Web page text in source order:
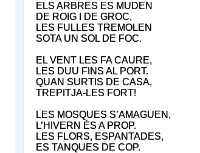
ELS ARBRES ES MUDEN
DE ROIG I DE GROC,
LES FULLES TREMOLEN
SOTA UN SOL DE FOC.
EL VENT LES FA CAURE,
LES DUU FINS AL PORT.
QUAN SURTIS DE CASA,
TREPITJA-LES FORT!
LES MOSQUES S’AMAGUEN,
L’HIVERN ÉS A PROP.
LES FLORS, ESPANTADES,
ES TANQUES DE COP.